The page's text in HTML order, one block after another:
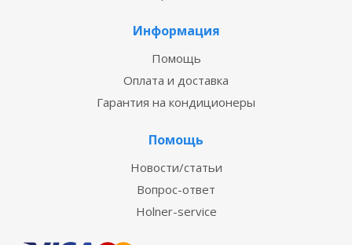
Информация
Помощь
Оплата и доставка
Гарантия на кондиционеры
Помощь
Новости/статьи
Вопрос-ответ
Holner-service